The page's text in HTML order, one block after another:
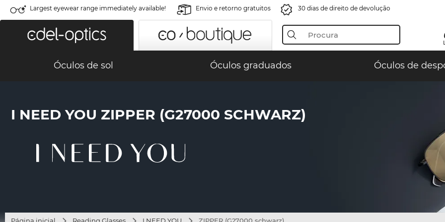
Largest eyewear range immediately available! Envio e retorno gratuitos 30 dias de direito de devolução
Óculos de sol Óculos graduados Óculos de
I NEED YOU ZIPPER (G27000 SCHWARZ)